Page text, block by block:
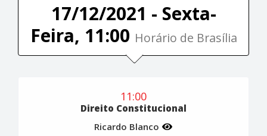
17/12/2021 - Sexta-
Feira, 11:00 Horário de Brasília
11:00
Direito Constitucional
Ricardo Blanco